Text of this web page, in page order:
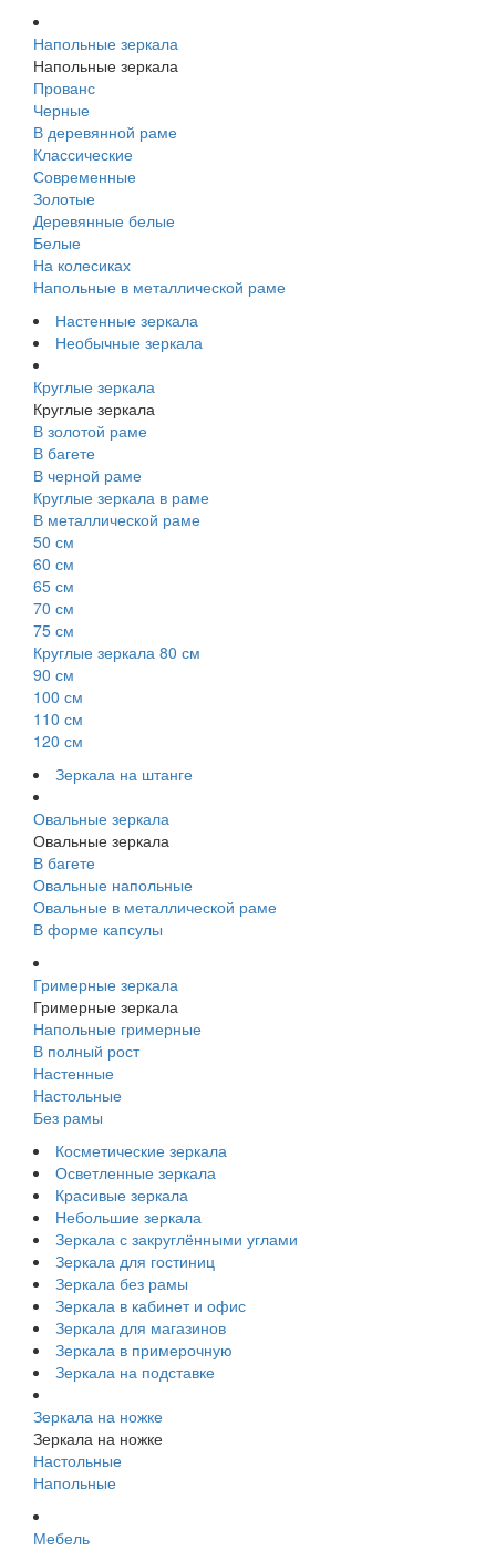
Напольные зеркала
Напольные зеркала
Прованс
Черные
В деревянной раме
Классические
Современные
Золотые
Деревянные белые
Белые
На колесиках
Напольные в металлической раме
Настенные зеркала
Необычные зеркала
Круглые зеркала
Круглые зеркала
В золотой раме
В багете
В черной раме
Круглые зеркала в раме
В металлической раме
50 см
60 см
65 см
70 см
75 см
Круглые зеркала 80 см
90 см
100 см
110 см
120 см
Зеркала на штанге
Овальные зеркала
Овальные зеркала
В багете
Овальные напольные
Овальные в металлической раме
В форме капсулы
Гримерные зеркала
Гримерные зеркала
Напольные гримерные
В полный рост
Настенные
Настольные
Без рамы
Косметические зеркала
Осветленные зеркала
Красивые зеркала
Небольшие зеркала
Зеркала с закруглёнными углами
Зеркала для гостиниц
Зеркала без рамы
Зеркала в кабинет и офис
Зеркала для магазинов
Зеркала в примерочную
Зеркала на подставке
Зеркала на ножке
Зеркала на ножке
Настольные
Напольные
Мебель